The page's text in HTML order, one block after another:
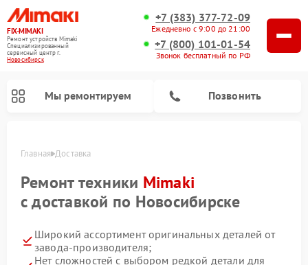
FIX-MIMAKI
Ремонт устройств Mimaki
Специализированный
cервисный центр г.
Новосибирск
+7 (383) 377-72-09
Ежедневно с 9:00 до 21:00
+7 (800) 101-01-54
Звонок бесплатный по РФ
Мы ремонтируем Позвонить
Главная Доставка
Ремонт техники Mimaki
с доставкой по Новосибирске
Широкий ассортимент оригинальных деталей от
завода-производителя;
Нет сложностей с выбором редкой детали для